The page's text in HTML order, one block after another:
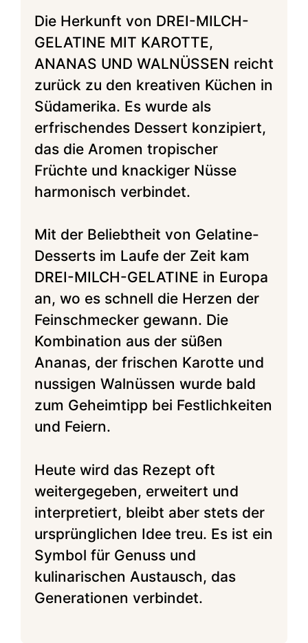
Die Herkunft von DREI-MILCH-
GELATINE MIT KAROTTE,
ANANAS UND WALNÜSSEN reicht
zurück zu den kreativen Küchen in
Südamerika. Es wurde als
erfrischendes Dessert konzipiert,
das die Aromen tropischer
Früchte und knackiger Nüsse
harmonisch verbindet.
Mit der Beliebtheit von Gelatine-
Desserts im Laufe der Zeit kam
DREI-MILCH-GELATINE in Europa
an, wo es schnell die Herzen der
Feinschmecker gewann. Die
Kombination aus der süßen
Ananas, der frischen Karotte und
nussigen Walnüssen wurde bald
zum Geheimtipp bei Festlichkeiten
und Feiern.
Heute wird das Rezept oft
weitergegeben, erweitert und
interpretiert, bleibt aber stets der
ursprünglichen Idee treu. Es ist ein
Symbol für Genuss und
kulinarischen Austausch, das
Generationen verbindet.